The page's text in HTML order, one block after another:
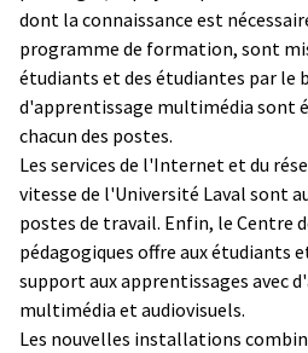
dont la connaissance est
programme de formation, sont
étudiants et des étudiantes par le
d'apprentissage multimédia sont
chacun des postes.
Les services de l'Internet et du
vitesse de l'Université Laval sont
postes de travail. Enfin, le Centre
pédagogiques offre aux étudiants
support aux apprentissages avec
multimédia et audiovisuels.
Les nouvelles installations